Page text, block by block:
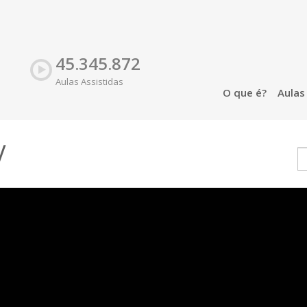
45.345.872
Aulas Assistidas
O que é? Aulas